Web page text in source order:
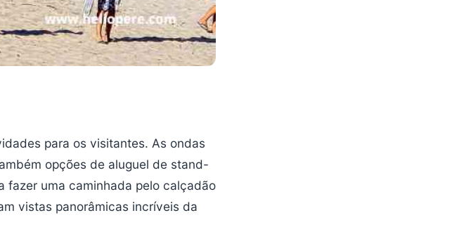
para os visitantes. As ondas
opções de aluguel de stand-
fazer uma caminhada pelo calçadão
vistas panorâmicas incríveis da